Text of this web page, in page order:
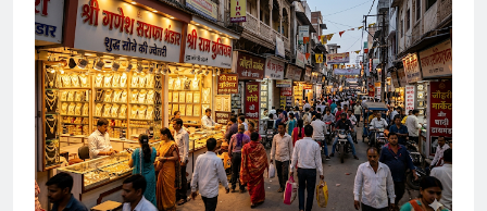
Today: सेंसेक्स 500 अंक
उछला, निफ्टी 24,600 के पार,
रुपया भी मजबूत
August 5, 2026
संसद में हंगामा: जंतर-मंतर
लाठीचार्ज और राम मंदिर चढ़ावा
चोरी पर विपक्ष का प्रदर्शन, गृह
मंत्री से जवाब की मांग
August 5, 2026
RBI Monetary Policy :
रेपो रेट 5.25% पर स्थिर,
होम-कार लोन लेने वालों को
August 5, 2026